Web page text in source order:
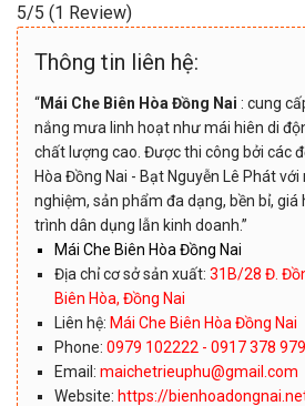
5/5 (1 Review)
Thông tin liên hệ:
“Mái Che Biên Hòa Đồng Nai : cung
nắng mưa linh hoạt như mái hiên di
chất lượng cao. Được thi công bởi các
Hòa Đồng Nai - Bạt Nguyễn Lê Phát
nghiệm, sản phẩm đa dạng, bền bỉ, giá
trình dân dụng lẫn kinh doanh.”
Mái Che Biên Hòa Đồng Nai
Địa chỉ cơ sở sản xuất: 31B/28 Đ.
Biên Hòa, Đồng Nai
Liên hệ: Mái Che Biên Hòa Đồng Nai
Phone: 0979 102222 - 0917 378 979
Email:maichetrieuphu@gmail.com
Website: https://